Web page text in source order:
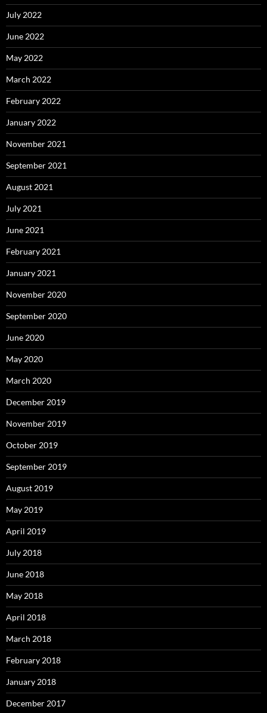
July 2022
June 2022
May 2022
March 2022
February 2022
January 2022
November 2021
September 2021
August 2021
July 2021
June 2021
February 2021
January 2021
November 2020
September 2020
June 2020
May 2020
March 2020
December 2019
November 2019
October 2019
September 2019
August 2019
May 2019
April 2019
July 2018
June 2018
May 2018
April 2018
March 2018
February 2018
January 2018
December 2017